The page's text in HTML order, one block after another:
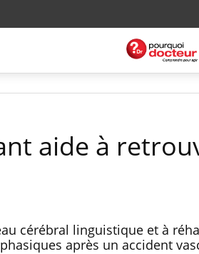
aide à
cérébral linguistique et à
après un accident